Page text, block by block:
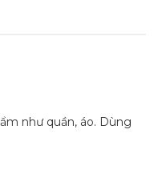
như quần, áo. Dùng